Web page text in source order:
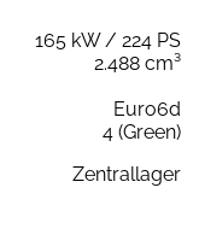
165 kW / 224 PS
2.488 cm³
Euro6d
4 (Green)
Zentrallager